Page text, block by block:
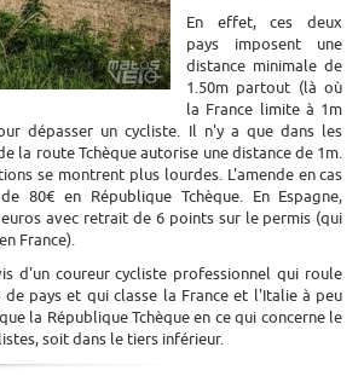
En effet, ces deux
pays imposent une
distance minimale de
1.50m partout (là où
la France limite à 1m
dépasser un cycliste. Il n'y a que dans les
la route Tchèque autorise une distance de 1m.
se montrent plus lourdes. L'amende en cas
80€ en République Tchèque. En Espagne,
avec retrait de 6 points sur le permis (qui
France).
d'un coureur cycliste professionnel qui roule
pays et qui classe la France et l'Italie à peu
la République Tchèque en ce qui concerne le
soit dans le tiers inférieur.